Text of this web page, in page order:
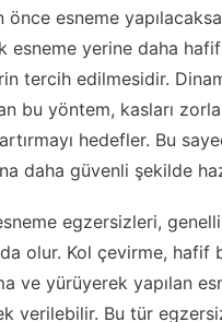
önce esneme
esneme yerine daha
tercih edilmesidir.
bu yöntem, kasları
artırmayı hedefler. Bu
daha güvenli şekilde
egzersizleri,
olur. Kol çevirme, hafif
ve yürüyerek yapılan
verilebilir. Bu tür